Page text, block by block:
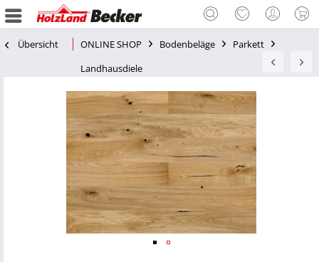
Übersicht ONLINE SHOP Bodenbeläge
Parkett
Landhausdiele